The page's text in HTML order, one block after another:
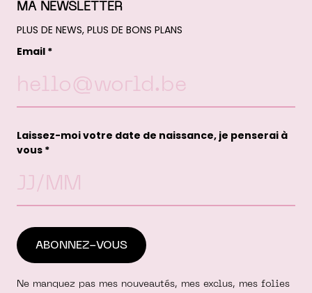
MA NEWSLETTER
PLUS DE NEWS, PLUS DE BONS PLANS
Email *
Laissez-moi votre date de naissance, je penserai à
vous *
Ne manquez pas mes nouveautés, mes exclus, mes folies